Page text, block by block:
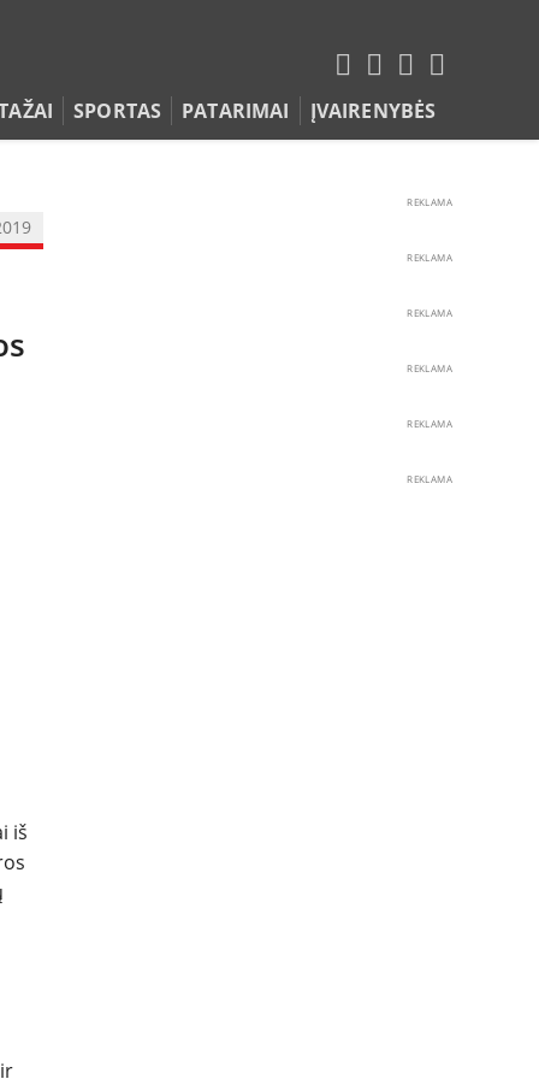
SPORTAS PATARIMAI ĮVAIRENYBĖS
iš
REKLAMA
REKLAMA
REKLAMA
REKLAMA
REKLAMA
REKLAMA